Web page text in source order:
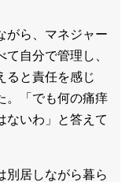
がら、マネジャー
自分で管理し、
ると責任を感じ
。「でも何の痛痒
ないわ」と答えて
居しながら暮ら